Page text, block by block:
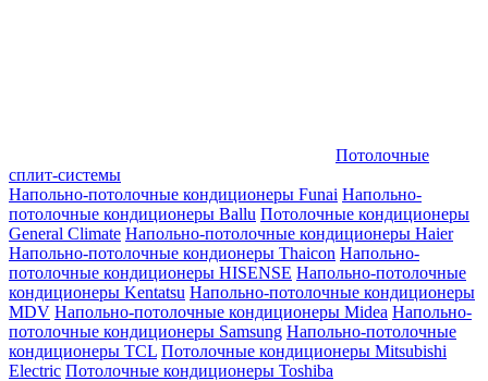
Потолочные
сплит-системы
Напольно-потолочные кондиционеры Funai Напольно-
потолочные кондиционеры Ballu Потолочные кондиционеры
General Climate Напольно-потолочные кондиционеры Haier
Напольно-потолочные кондионеры Thaicon Напольно-
потолочные кондиционеры HISENSE Напольно-потолочные
кондиционеры Kentatsu Напольно-потолочные кондиционеры
MDV Напольно-потолочные кондиционеры Midea Напольно-
потолочные кондиционеры Samsung Напольно-потолочные
кондиционеры TCL Потолочные кондиционеры Mitsubishi
Electric Потолочные кондиционеры Toshiba